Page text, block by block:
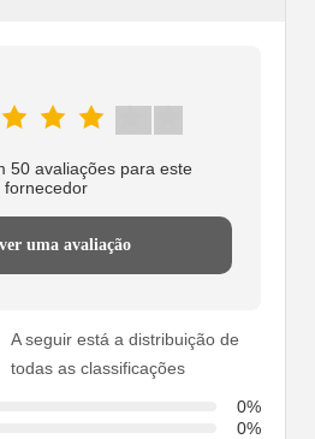
50 avaliações para este
fornecedor
uma avaliação
A seguir está a distribuição de
todas as classificações
0%
0%